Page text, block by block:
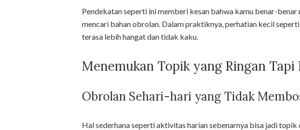
Pendekatan seperti ini memberi kesan bahwa kamu benar-
mencari bahan obrolan. Dalam praktiknya, perhatian kecil
terasa lebih hangat dan tidak kaku.
Menemukan Topik yang Ringan Tapi
Obrolan Sehari-hari yang Tidak
Hal sederhana seperti aktivitas harian sebenarnya bisa jadi